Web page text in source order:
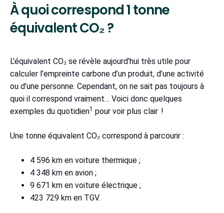
À quoi correspond 1 tonne
équivalent CO₂ ?
L’équivalent CO₂ se révèle aujourd’hui très utile pour
calculer l’empreinte carbone d’un produit, d’une activité
ou d’une personne. Cependant, on ne sait pas toujours à
quoi il correspond vraiment… Voici donc quelques
exemples du quotidien1 pour voir plus clair !
Une tonne équivalent CO₂ correspond à parcourir :
4 596 km en voiture thermique ;
4 348 km en avion ;
9 671 km en voiture électrique ;
423 729 km en TGV.